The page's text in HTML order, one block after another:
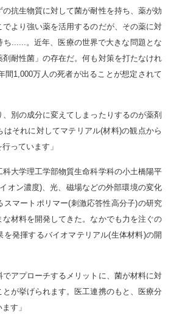
抗生物質に対して菌が耐性を持ち、薬が効
より強い薬を活用するのだが、その薬に対
ち......。近年、医療の世界で大きな問題とな
剤耐性菌」の存在だ。何も対策を打たなけれ
間1,000万人の死者が出ることが想定されて
、別の成分に変えてしまったりするのが薬剤
それに対してマテリアル(材料)の観点から
っています」
大学理工学部物質生命科学科の小土橋陽平
オン濃度)、光、磁場などの外部環境の変化
スマートポリマー(刺激応答性高分子)の研究
材料を開発してきた。なかでも力を注ぐの
発揮するバイオマテリアル(生体材料)の開
でアプローチするメリットに、菌が材料に対
が挙げられます。医工連携のもと、医療分
す」